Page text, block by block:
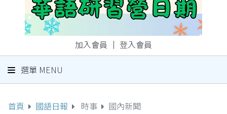
加入會員 ｜ 登入會員
選單 MENU
首頁 國語日報 時事 國內新聞